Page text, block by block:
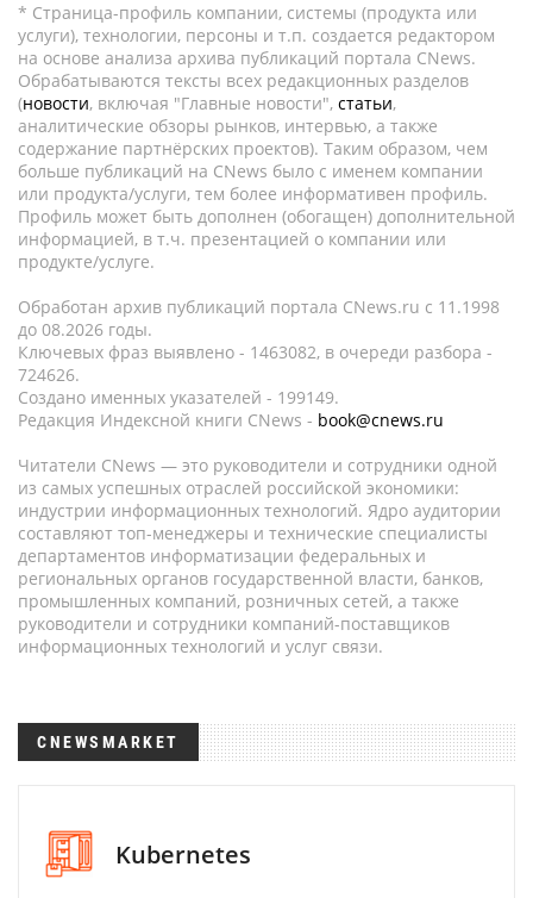
* Страница-профиль компании, системы (продукта или
услуги), технологии, персоны и т.п. создается редактором
на основе анализа архива публикаций портала CNews.
Обрабатываются тексты всех редакционных разделов
(новости, включая "Главные новости", статьи,
аналитические обзоры рынков, интервью, а также
содержание партнёрских проектов). Таким образом, чем
больше публикаций на CNews было с именем компании
или продукта/услуги, тем более информативен профиль.
Профиль может быть дополнен (обогащен) дополнительной
информацией, в т.ч. презентацией о компании или
продукте/услуге.
Обработан архив публикаций портала CNews.ru c 11.1998
до 08.2026 годы.
Ключевых фраз выявлено - 1463082, в очереди разбора -
724626.
Создано именных указателей - 199149.
Редакция Индексной книги CNews - book@cnews.ru
Читатели CNews — это руководители и сотрудники одной
из самых успешных отраслей российской экономики:
индустрии информационных технологий. Ядро аудитории
составляют топ-менеджеры и технические специалисты
департаментов информатизации федеральных и
региональных органов государственной власти, банков,
промышленных компаний, розничных сетей, а также
руководители и сотрудники компаний-поставщиков
информационных технологий и услуг связи.
CNEWSMARKET
Kubernetes